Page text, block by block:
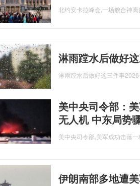
北约安卡拉峰会,一场貌合神离
淋雨蹚水后做好
淋雨蹚水后做好这三件事
美中央司令部：
无人机 中东局势
美中央司令部,美军成功击落
伊朗南部多地遭